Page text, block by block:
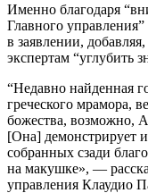
Именно благодаря
Главного
в заявлении,
экспертам “углубить
“Недавно найденная
греческого мрамора,
божества, возможно,
[Она] демонстрирует
собранных сзади
на макушке», —
управления Клаудио